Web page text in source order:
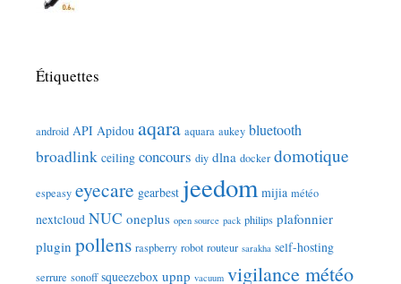
Étiquettes
android API Apidou aqara aquara aukey bluetooth
broadlink ceiling concours diy dlna docker domotique
espeasy eyecare gearbest jeedom mijia météo
nextcloud NUC oneplus open source pack philips plafonnier
plugin pollens raspberry robot routeur sarakha self-hosting
serrure sonoff squeezebox upnp vacuum vigilance météo